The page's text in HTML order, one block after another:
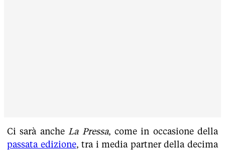
Ci sarà anche La Pressa, come in occasione della
passata edizione, tra i media partner della decima